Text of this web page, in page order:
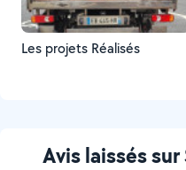
Les projets Réalisés
Avis laissés